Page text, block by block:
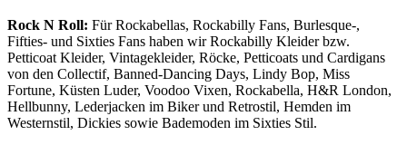
Rock N Roll: Für Rockabellas, Rockabilly Fans, Burlesque-,
Fifties- und Sixties Fans haben wir Rockabilly Kleider bzw.
Petticoat Kleider, Vintagekleider, Röcke, Petticoats und Cardigans
von den Collectif, Banned-Dancing Days, Lindy Bop, Miss
Fortune, Küsten Luder, Voodoo Vixen, Rockabella, H&R London,
Hellbunny, Lederjacken im Biker und Retrostil, Hemden im
Westernstil, Dickies sowie Bademoden im Sixties Stil.